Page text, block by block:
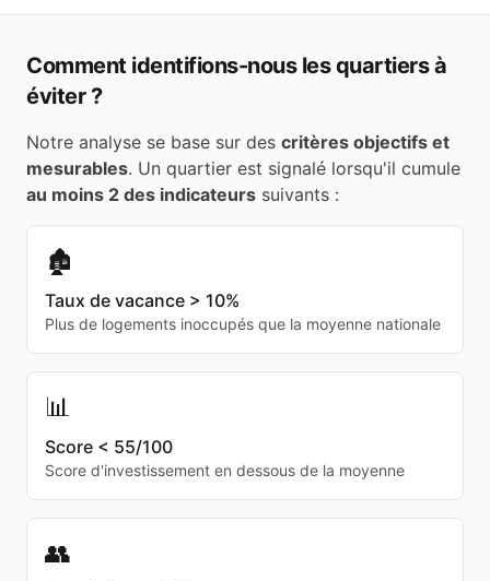
Comment identifions-nous les quartiers à
éviter ?
Notre analyse se base sur des critères objectifs et
mesurables. Un quartier est signalé lorsqu'il cumule
au moins 2 des indicateurs suivants :
🏚️
Taux de vacance > 10%
Plus de logements inoccupés que la moyenne nationale
📊
Score < 55/100
Score d'investissement en dessous de la moyenne
👥